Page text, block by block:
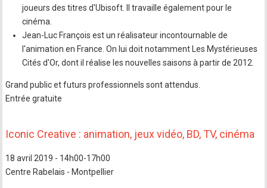
joueurs des titres d'Ubisoft. Il travaille également pour le
cinéma.
Jean-Luc François est un réalisateur incontournable de
l'animation en France. On lui doit notamment Les Mystérieuses
Cités d'Or, dont il réalise les nouvelles saisons à partir de 2012.
Grand public et futurs professionnels sont attendus.
Entrée gratuite
Iconic Creative : animation, jeux vidéo, BD, TV, cinéma
18 avril 2019 - 14h00-17h00
Centre Rabelais - Montpellier